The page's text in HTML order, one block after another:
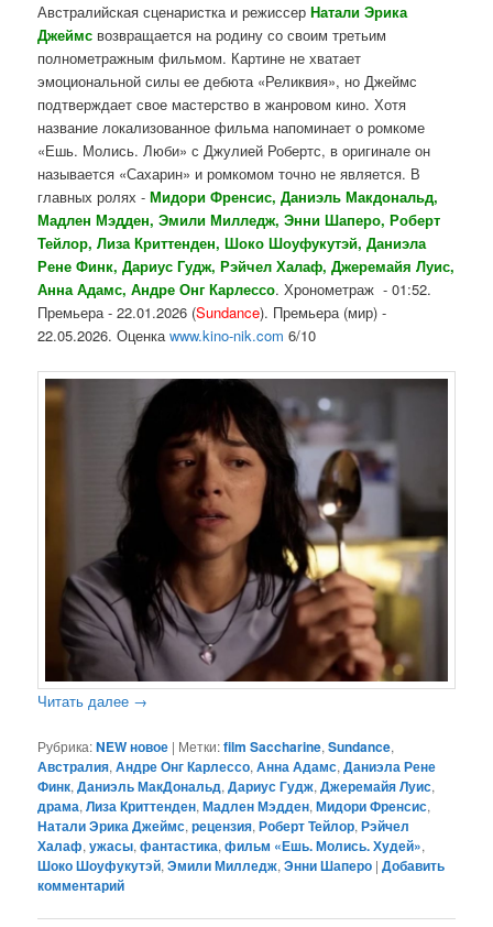
Австралийская сценаристка и режиссерНатали Эрика
Джеймс возвращается на родину со своим третьим
полнометражным фильмом. Картине не хватает
эмоциональной силы ее дебюта «Реликвия», но Джеймс
подтверждает свое мастерство в жанровом кино. Хотя
название локализованное фильма напоминает о ромкоме
«Ешь. Молись. Люби» с Джулией Робертс, в оригинале он
называется «Сахарин» и ромкомом точно не является. В
главных ролях -Мидори Френсис, Даниэль Макдональд,
Мадлен Мэдден, Эмили Милледж, Энни Шаперо, Роберт
Тейлор, Лиза Криттенден, Шоко Шоуфукутэй, Даниэла
Рене Финк, Дариус Гудж, Рэйчел Халаф, Джеремайя Луис,
Анна Адамс, Андре Онг Карлессо. Хронометраж - 01:52.
Премьера - 22.01.2026 (Sundance). Премьера (мир) -
22.05.2026. Оценкаwww.kino-nik.com 6/10
Читать далее →
Рубрика:NEW новое | Метки:film Saccharine,Sundance,
Австралия,Андре Онг Карлессо,Анна Адамс,Даниэла Рене
Финк,Даниэль МакДональд,Дариус Гудж,Джеремайя Луис,
драма,Лиза Криттенден,Мадлен Мэдден,Мидори Френсис,
Натали Эрика Джеймс,рецензия,Роберт Тейлор,Рэйчел
Халаф,ужасы,фантастика,фильм «Ешь. Молись. Худей»,
Шоко Шоуфукутэй,Эмили Милледж,Энни Шаперо |Добавить
комментарий